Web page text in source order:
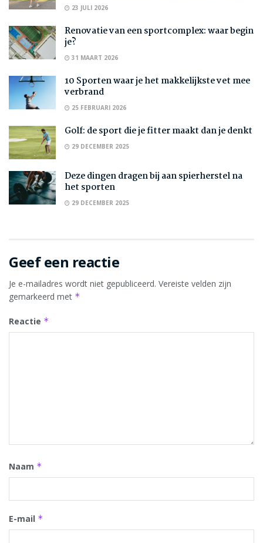
23 JULI 2026
Renovatie van een sportcomplex: waar begin
je?
31 MAART 2026
10 Sporten waar je het makkelijkste vet mee
verbrand
25 FEBRUARI 2026
Golf: de sport die je fitter maakt dan je denkt
29 DECEMBER 2025
Deze dingen dragen bij aan spierherstel na
het sporten
29 DECEMBER 2025
Geef een reactie
Je e-mailadres wordt niet gepubliceerd. Vereiste velden zijn
gemarkeerd met *
Reactie *
Naam *
E-mail *